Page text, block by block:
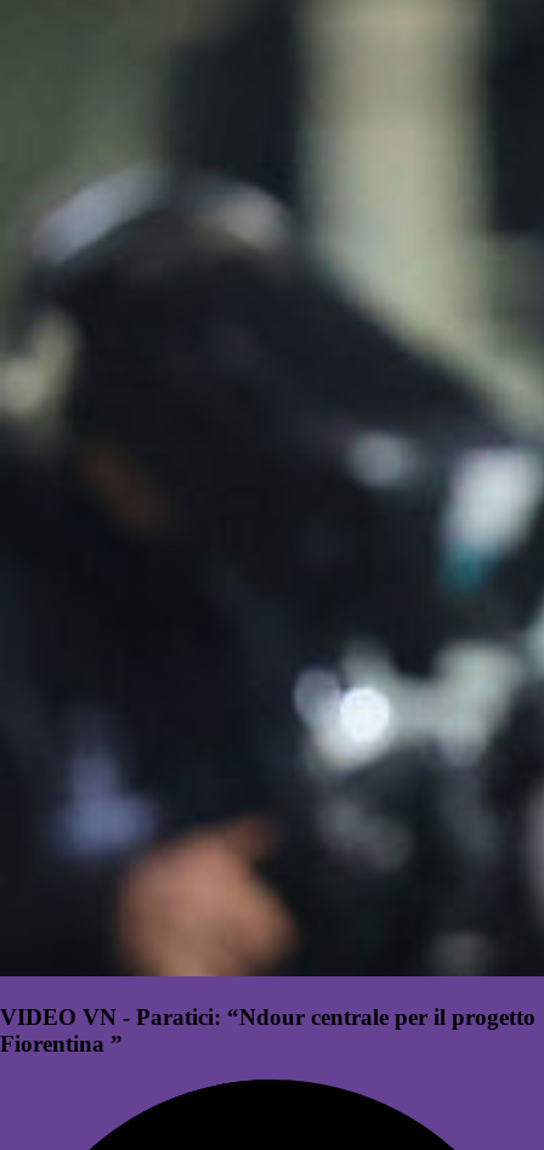
VIDEO VN - Paratici: “Ndour centrale per il progetto
Fiorentina ”